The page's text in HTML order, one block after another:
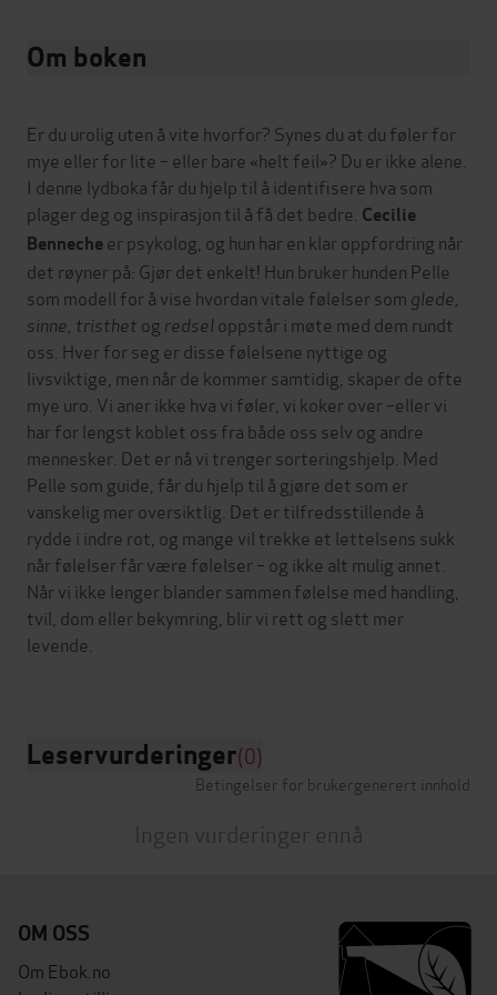
Om boken
Er du urolig uten å vite hvorfor? Synes du at du føler for
mye eller for lite – eller bare «helt feil»? Du er ikke alene.
I denne lydboka får du hjelp til å identifisere hva som
plager deg og inspirasjon til å få det bedre. Cecilie
Bennecheer psykolog, og hun har en klar oppfordring når
det røyner på: Gjør det enkelt! Hun bruker hunden Pelle
som modell for å vise hvordan vitale følelser som glede,
sinne, tristhet og redseloppstår i møte med dem rundt
oss. Hver for seg er disse følelsene nyttige og
livsviktige, men når de kommer samtidig, skaper de ofte
mye uro. Vi aner ikke hva vi føler, vi koker over –eller vi
har for lengst koblet oss fra både oss selv og andre
mennesker. Det er nå vi trenger sorteringshjelp. Med
Pelle som guide, får du hjelp til å gjøre det som er
vanskelig mer oversiktlig. Det er tilfredsstillende å
rydde i indre rot, og mange vil trekke et lettelsens sukk
når følelser får være følelser – og ikke alt mulig annet.
Når vi ikke lenger blander sammen følelse med handling,
tvil, dom eller bekymring, blir vi rett og slett mer
levende.
Leservurderinger(0)
Betingelser for brukergenerert innhold
Ingen vurderinger ennå
OM OSS
Om Ebok.no